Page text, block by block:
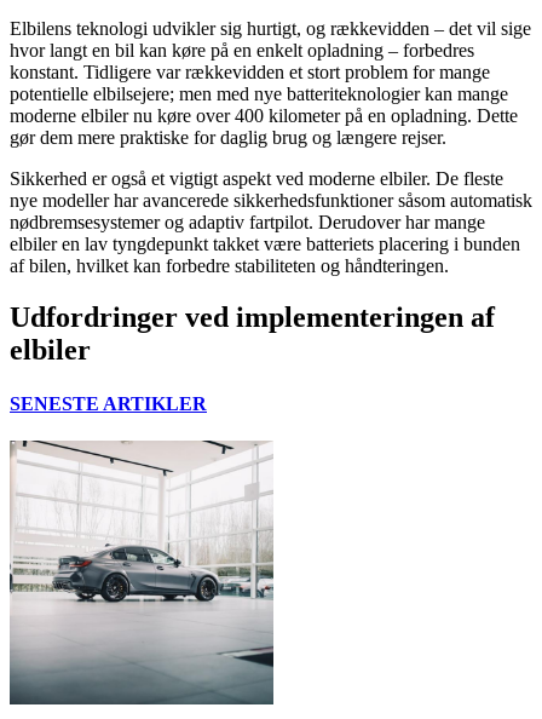
Elbilens teknologi udvikler sig hurtigt, og rækkevidden – det vil sige
hvor langt en bil kan køre på en enkelt opladning – forbedres
konstant. Tidligere var rækkevidden et stort problem for mange
potentielle elbilsejere; men med nye batteriteknologier kan mange
moderne elbiler nu køre over 400 kilometer på en opladning. Dette
gør dem mere praktiske for daglig brug og længere rejser.
Sikkerhed er også et vigtigt aspekt ved moderne elbiler. De fleste
nye modeller har avancerede sikkerhedsfunktioner såsom automatisk
nødbremsesystemer og adaptiv fartpilot. Derudover har mange
elbiler en lav tyngdepunkt takket være batteriets placering i bunden
af bilen, hvilket kan forbedre stabiliteten og håndteringen.
Udfordringer ved implementeringen af
elbiler
SENESTE ARTIKLER